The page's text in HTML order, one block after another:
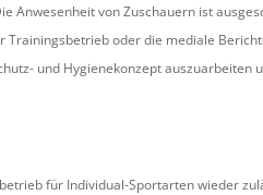
Anwesenheit von Zuschauern ist
Trainingsbetrieb oder die mediale
und Hygienekonzept auszuarbeiten
für Individual-Sportarten wieder